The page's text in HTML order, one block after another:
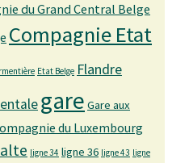
du Grand Central Belge
Compagnie Etat
Etat Belge Flandre
gare Gare aux
du Luxembourg
ligne 34 ligne 36 ligne 43 ligne